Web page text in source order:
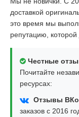
доставкой
это время мы
репутацию, которой
Честные
Почитайте
ресурсах:
Отзывы
заказов с 2016